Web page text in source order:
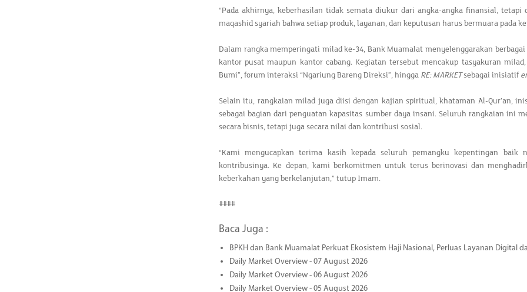
“Pada akhirnya, keberhasilan tidak semata diukur dari angka-angka finansial,
maqashid syariah bahwa setiap produk, layanan, dan keputusan harus bermuara pada
Dalam rangka memperingati milad ke-34, Bank Muamalat menyelenggarakan
kantor pusat maupun kantor cabang. Kegiatan tersebut mencakup tasyakuran
Bumi”, forum interaksi “Ngariung Bareng Direksi”, hingga RE: MARKETsebagai inisiatif
Selain itu, rangkaian milad juga diisi dengan kajian spiritual, khataman Al-Qur’an,
sebagai bagian dari penguatan kapasitas sumber daya insani. Seluruh rangkaian ini
secara bisnis, tetapi juga secara nilai dan kontribusi sosial.
“Kami mengucapkan terima kasih kepada seluruh pemangku kepentingan baik
kontribusinya. Ke depan, kami berkomitmen untuk terus berinovasi dan
keberkahan yang berkelanjutan,” tutup Imam.
####
Baca Juga :
BPKH dan Bank Muamalat Perkuat Ekosistem Haji Nasional, Perluas Layanan Digital
Daily Market Overview - 07 August 2026
Daily Market Overview - 06 August 2026
Daily Market Overview - 05 August 2026